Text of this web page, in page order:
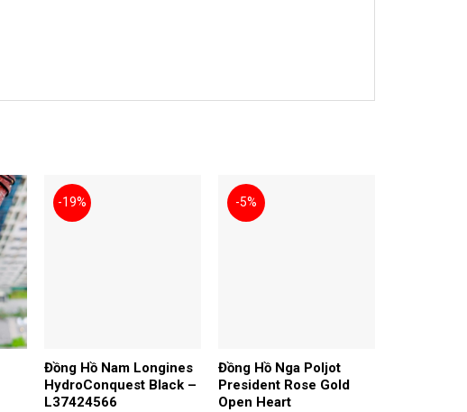
-19%
Đồng Hồ Nam Longines
HydroConquest Black –
L37424566
-5%
Đồng Hồ Nga Poljot
President Rose Gold
Open Heart